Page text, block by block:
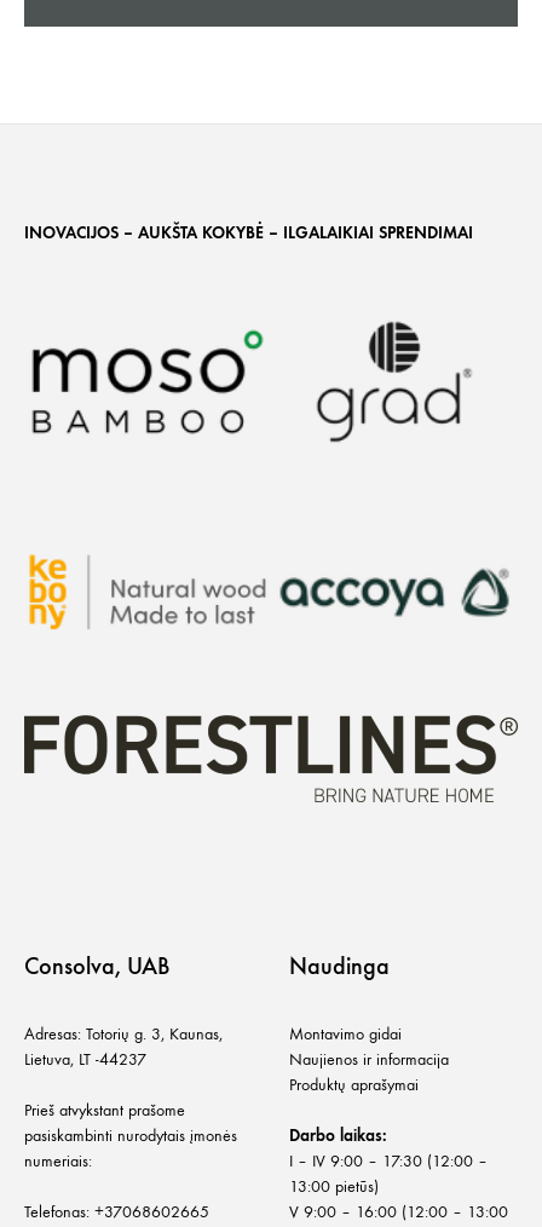
INOVACIJOS – AUKŠTA KOKYBĖ – ILGALAIKIAI SPRENDIMAI
Consolva, UAB
Adresas: Totorių g. 3, Kaunas,
Lietuva, LT -44237
Prieš atvykstant prašome
pasiskambinti nurodytais įmonės
numeriais:
Telefonas: +37068602665
Naudinga
Montavimo gidai
Naujienos ir informacija
Produktų aprašymai
Darbo laikas:
I – IV 9:00 – 17:30 (12:00 –
13:00 pietūs)
V 9:00 – 16:00 (12:00 – 13:00